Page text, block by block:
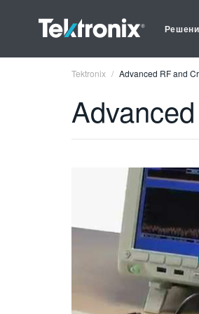
Tektronix Advanced RF and